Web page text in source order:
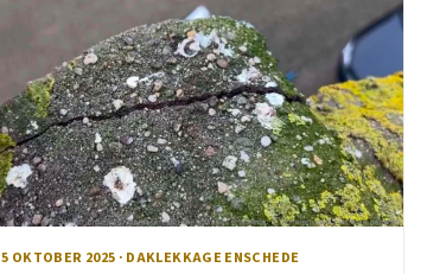
5 OKTOBER 2025 · DAKLEKKAGE ENSCHEDE